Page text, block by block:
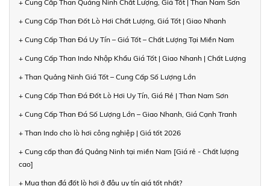
+ Cung Cấp Than Quảng Ninh Chất Lượng, Giá Tốt | Than Nam Sơn
+ Cung Cấp Than Đốt Lò Hơi Chất Lượng, Giá Tốt | Giao Nhanh
+ Cung Cấp Than Đá Uy Tín – Giá Tốt – Chất Lượng Tại Miền Nam
+ Cung Cấp Than Indo Nhập Khẩu Giá Tốt | Giao Nhanh | Chất Lượng
+ Than Quảng Ninh Giá Tốt – Cung Cấp Số Lượng Lớn
+ Cung Cấp Than Đá Đốt Lò Hơi Uy Tín, Giá Rẻ | Than Nam Sơn
+ Cung Cấp Than Đá Số Lượng Lớn – Giao Nhanh, Giá Cạnh Tranh
+ Than Indo cho lò hơi công nghiệp | Giá tốt 2026
+ Cung cấp than đá Quảng Ninh tại miền Nam [Giá rẻ - Chất lượng
cao]
+ Mua than đá đốt lò hơi ở đâu uy tín giá tốt nhất?